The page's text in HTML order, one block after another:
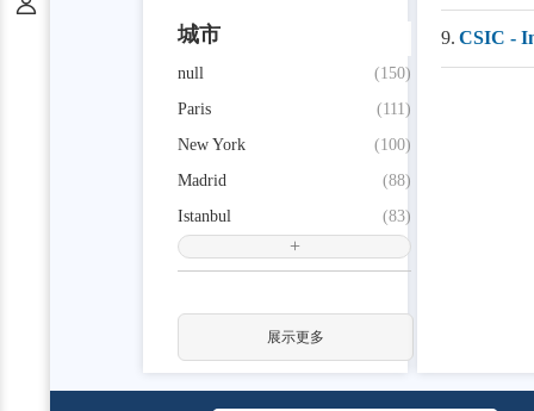
城市
(150)
null
(111)
Paris
(100)
New York
(88)
Madrid
(83)
Istanbul
+
展示更多
9. CSIC -